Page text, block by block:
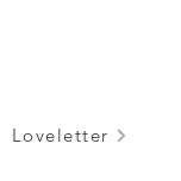
Loveletter